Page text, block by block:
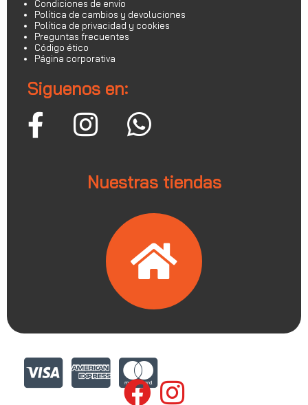
Condiciones de envío
Política de cambios y devoluciones
Política de privacidad y cookies
Preguntas frecuentes
Código ético
Página corporativa
Siguenos en:
Nuestras tiendas